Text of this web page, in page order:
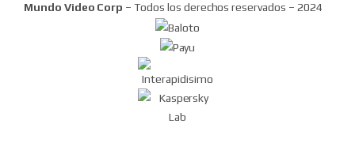
Mundo Video Corp – Todos los derechos reservados – 2024